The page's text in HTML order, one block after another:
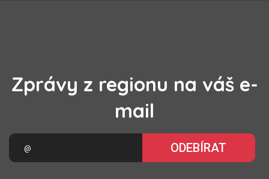
Zprávy z regionu na váš e-
mail
ODEBÍRAT